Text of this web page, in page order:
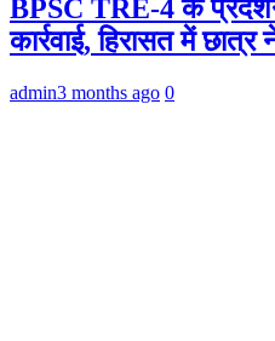
BPSC TRE-4 के
कार्रवाई, हिरासत में
admin3 months ago 0